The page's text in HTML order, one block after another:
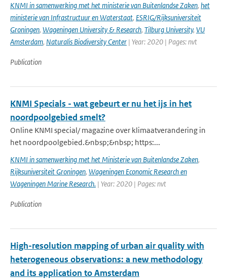
KNMI in samenwerking met het ministerie van Buitenlandse Zaken, het
ministerie van Infrastructuur en Waterstaat, ESRIG/Rijksuniversiteit
Groningen, Wageningen University & Research, Tilburg University, VU
Amsterdam, Naturalis Biodiversity Center | Year: 2020 | Pages: nvt
Publication
KNMI Specials - wat gebeurt er nu het ijs in het
noordpoolgebied smelt?
Online KNMI special/ magazine over klimaatverandering in
het noordpoolgebied.&nbsp;&nbsp; https:...
KNMI in samenwerking met het Ministerie van Buitenlandse Zaken,
Rijksuniversiteit Groningen, Wageningen Economic Research en
Wageningen Marine Research. | Year: 2020 | Pages: nvt
Publication
High-resolution mapping of urban air quality with
heterogeneous observations: a new methodology
and its application to Amsterdam